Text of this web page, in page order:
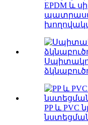
EPDM և
PP և PVC